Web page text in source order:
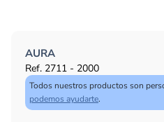
AURA
Ref. 2711 - 2000
Todos nuestros productos son
podemos ayudarte.